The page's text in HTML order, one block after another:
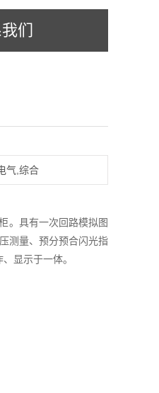
们
气,综合
。具有一次回路模拟图
测量、预分预合闪光指
显示于一体。